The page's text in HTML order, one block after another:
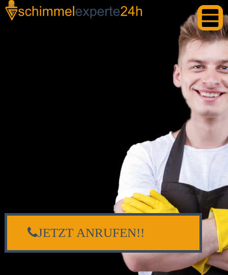
JETZT ANRUFEN!!